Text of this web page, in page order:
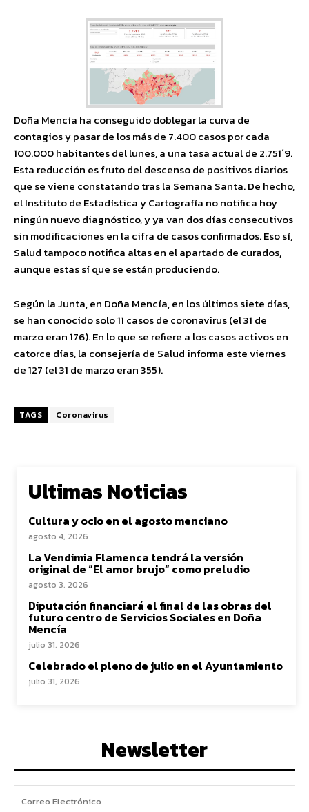
Doña Mencía ha conseguido doblegar la curva de
contagios y pasar de los más de 7.400 casos por cada
100.000 habitantes del lunes, a una tasa actual de 2.751´9.
Esta reducción es fruto del descenso de positivos diarios
que se viene constatando tras la Semana Santa. De hecho,
el Instituto de Estadística y Cartografía no notifica hoy
ningún nuevo diagnóstico, y ya van dos días consecutivos
sin modificaciones en la cifra de casos confirmados. Eso sí,
Salud tampoco notifica altas en el apartado de curados,
aunque estas sí que se están produciendo.
Según la Junta, en Doña Mencía, en los últimos siete días,
se han conocido solo 11 casos de coronavirus (el 31 de
marzo eran 176). En lo que se refiere a los casos activos en
catorce días, la consejería de Salud informa este viernes
de 127 (el 31 de marzo eran 355).
TAGS Coronavirus
Ultimas Noticias
Cultura y ocio en el agosto menciano
agosto 4, 2026
La Vendimia Flamenca tendrá la versión
original de “El amor brujo” como preludio
agosto 3, 2026
Diputación financiará el final de las obras del
futuro centro de Servicios Sociales en Doña
Mencía
julio 31, 2026
Celebrado el pleno de julio en el Ayuntamiento
julio 31, 2026
Newsletter